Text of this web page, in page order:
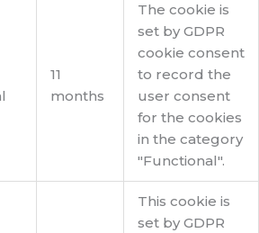
11
months
The cookie is
set by GDPR
cookie consent
to record the
user consent
for the cookies
in the category
"Functional".
This cookie is
set by GDPR